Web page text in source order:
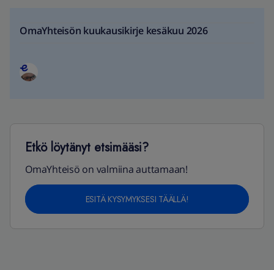
OmaYhteisön kuukausikirje kesäkuu 2026
Etkö löytänyt etsimääsi?
OmaYhteisö on valmiina auttamaan!
ESITÄ KYSYMYKSESI TÄÄLLÄ!